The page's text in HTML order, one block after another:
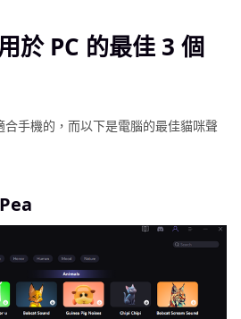
線上貓音板
行動裝置而且還不錯的貓咪音板
見問題
於 PC 的最佳 3 個
手機的，而以下是電腦的最佳貓咪聲